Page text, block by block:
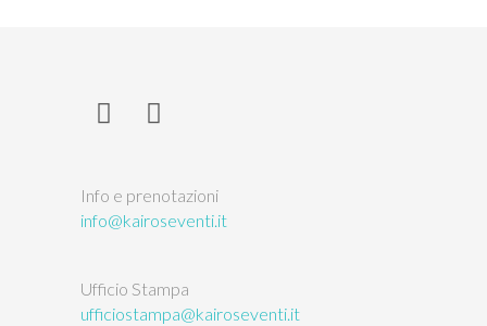
Info e prenotazioni
info@kairoseventi.it
Ufficio Stampa
ufficiostampa@kairoseventi.it